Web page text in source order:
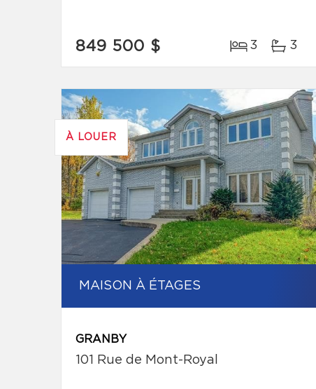
849 500 $ 3 3
À LOUER
MAISON À ÉTAGES
GRANBY
101 Rue de Mont-Royal